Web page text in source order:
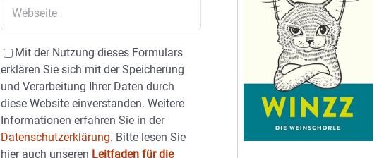
Mit der Nutzung dieses Formulars
erklären Sie sich mit der Speicherung
und Verarbeitung Ihrer Daten durch
diese Website einverstanden. Weitere
Informationen erfahren Sie in der
Datenschutzerklärung. Bitte lesen Sie
hier auch unseren Leitfaden für die